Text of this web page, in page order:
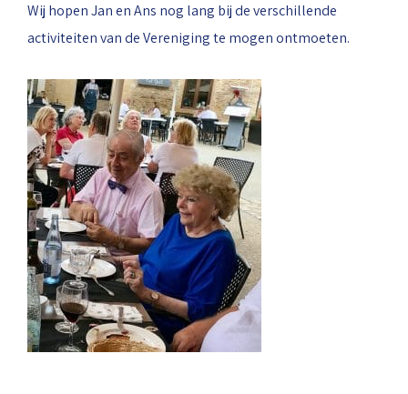
Wij hopen Jan en Ans nog lang bij de verschillende
activiteiten van de Vereniging te mogen ontmoeten.